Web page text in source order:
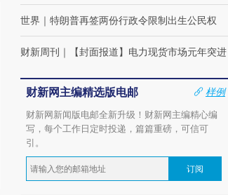
世界 ｜ 特朗普再签两份行政令限制出生公民权
财新周刊 ｜ 【封面报道】电力现货市场元年突进
财新网主编精选版电邮
样例
财新网新闻版电邮全新升级！财新网主编精心编
写，每个工作日定时投递，篇篇重磅，可信可
引。
订阅